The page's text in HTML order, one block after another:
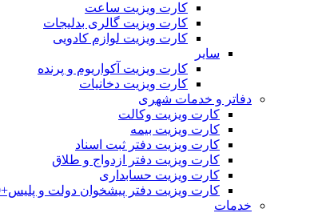
کارت ویزیت ساعت
کارت ویزیت گالری بدلیجات
کارت ویزیت لوازم کادویی
سایر
کارت ویزیت آکواریوم و پرنده
کارت ویزیت دخانیات
دفاتر و خدمات شهری
کارت ویزیت وکالت
کارت ویزیت بیمه
کارت ویزیت دفتر ثبت اسناد
کارت ویزیت دفتر ازدواج و طلاق
کارت ویزیت حسابداری
کارت ویزیت دفتر پیشخوان دولت و پلیس+10
خدمات